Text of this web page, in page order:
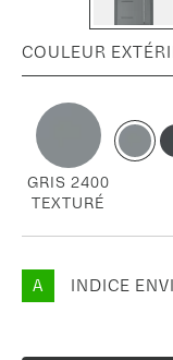
COULEUR
GRIS 2400
TEXTURÉ
A INDICE